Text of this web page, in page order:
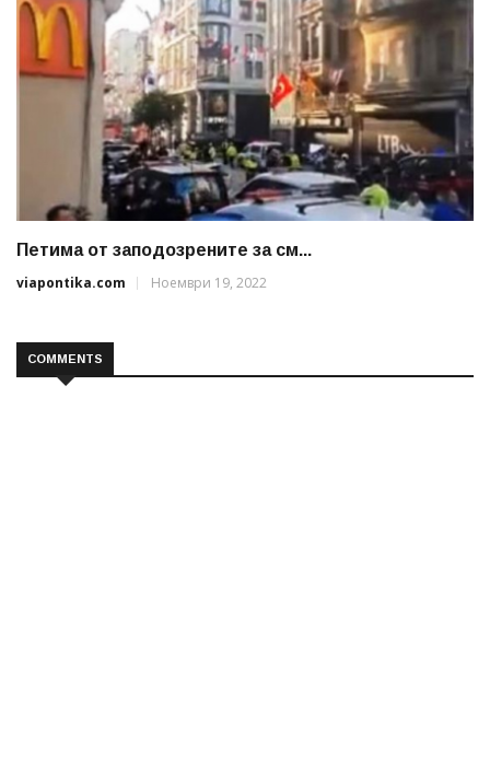
Петима от заподозрените за см...
viapontika.com
Ноември 19, 2022
COMMENTS